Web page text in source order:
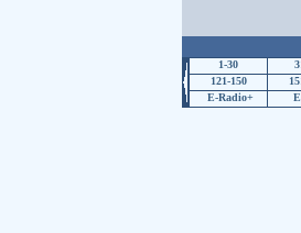
1-30
121-150
E-Radio+